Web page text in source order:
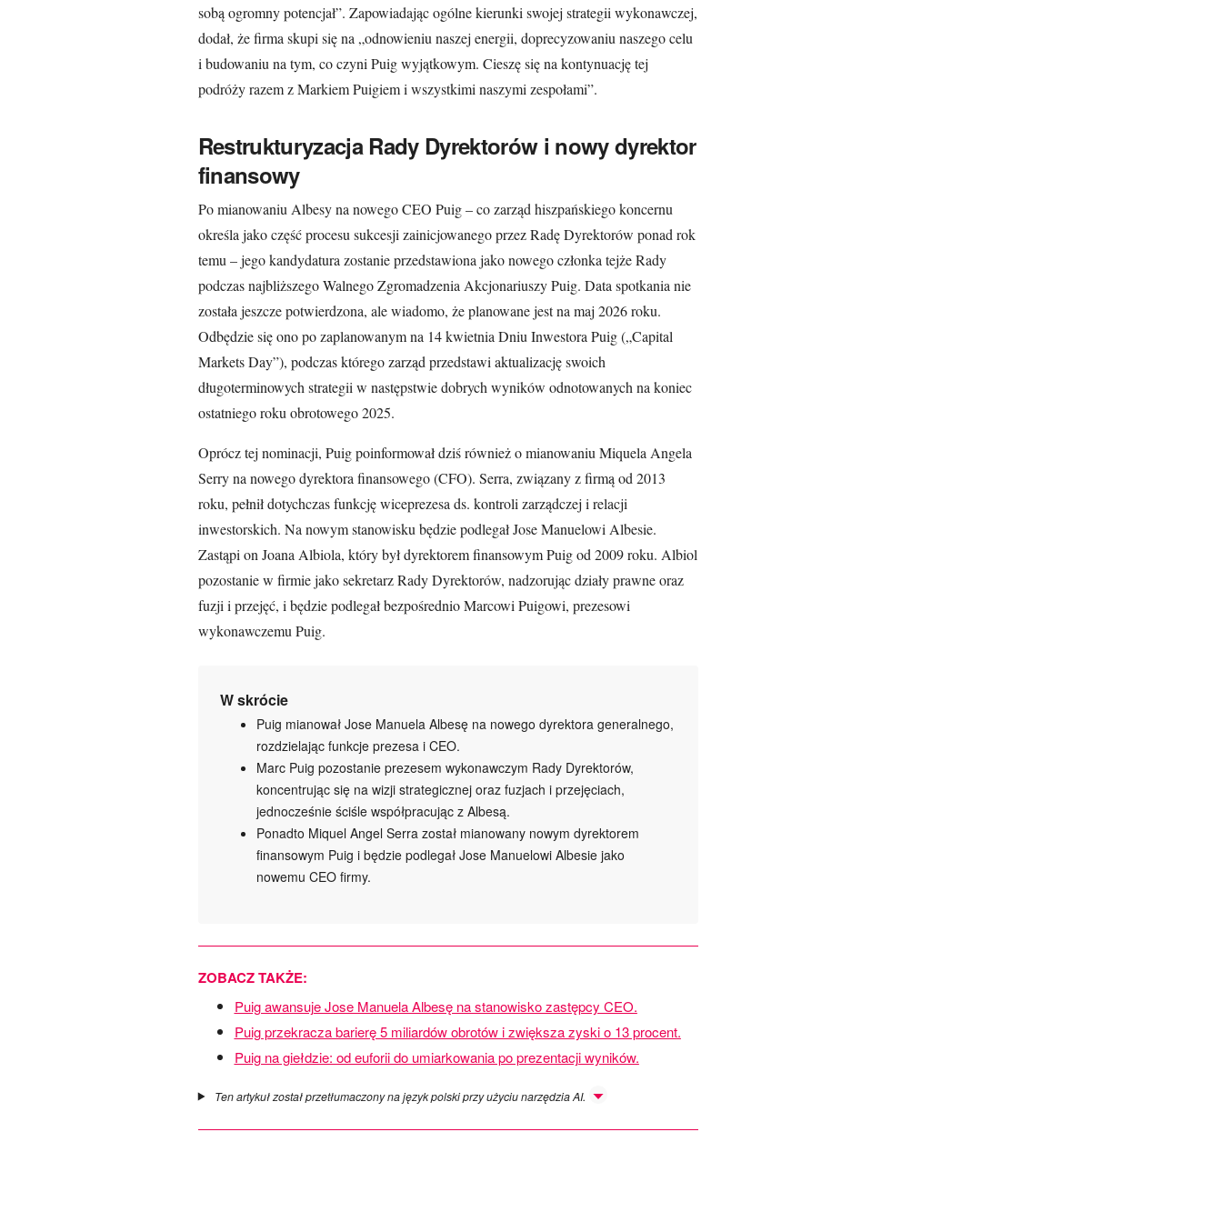
sobą ogromny potencjał”. Zapowiadając ogólne kierunki swojej strategii wykonawczej,
dodał, że firma skupi się na „odnowieniu naszej energii, doprecyzowaniu naszego celu
i budowaniu na tym, co czyni Puig wyjątkowym. Cieszę się na kontynuację tej
podróży razem z Markiem Puigiem i wszystkimi naszymi zespołami”.
Restrukturyzacja Rady Dyrektorów i nowy dyrektor
finansowy
Po mianowaniu Albesy na nowego CEO Puig – co zarząd hiszpańskiego koncernu
określa jako część procesu sukcesji zainicjowanego przez Radę Dyrektorów ponad rok
temu – jego kandydatura zostanie przedstawiona jako nowego członka tejże Rady
podczas najbliższego Walnego Zgromadzenia Akcjonariuszy Puig. Data spotkania nie
została jeszcze potwierdzona, ale wiadomo, że planowane jest na maj 2026 roku.
Odbędzie się ono po zaplanowanym na 14 kwietnia Dniu Inwestora Puig („Capital
Markets Day”), podczas którego zarząd przedstawi aktualizację swoich
długoterminowych strategii w następstwie dobrych wyników odnotowanych na koniec
ostatniego roku obrotowego 2025.
Oprócz tej nominacji, Puig poinformował dziś również o mianowaniu Miquela Angela
Serry na nowego dyrektora finansowego (CFO). Serra, związany z firmą od 2013
roku, pełnił dotychczas funkcję wiceprezesa ds. kontroli zarządczej i relacji
inwestorskich. Na nowym stanowisku będzie podlegał Jose Manuelowi Albesie.
Zastąpi on Joana Albiola, który był dyrektorem finansowym Puig od 2009 roku. Albiol
pozostanie w firmie jako sekretarz Rady Dyrektorów, nadzorując działy prawne oraz
fuzji i przejęć, i będzie podlegał bezpośrednio Marcowi Puigowi, prezesowi
wykonawczemu Puig.
W skrócie
Puig mianował Jose Manuela Albesę na nowego dyrektora generalnego,
rozdzielając funkcje prezesa i CEO.
Marc Puig pozostanie prezesem wykonawczym Rady Dyrektorów,
koncentrując się na wizji strategicznej oraz fuzjach i przejęciach,
jednocześnie ściśle współpracując z Albesą.
Ponadto Miquel Angel Serra został mianowany nowym dyrektorem
finansowym Puig i będzie podlegał Jose Manuelowi Albesie jako
nowemu CEO firmy.
ZOBACZ TAKŻE:
Puig awansuje Jose Manuela Albesę na stanowisko zastępcy CEO.
Puig przekracza barierę 5 miliardów obrotów i zwiększa zyski o 13 procent.
Puig na giełdzie: od euforii do umiarkowania po prezentacji wyników.
Ten artykuł został przetłumaczony na język polski przy użyciu narzędzia AI.